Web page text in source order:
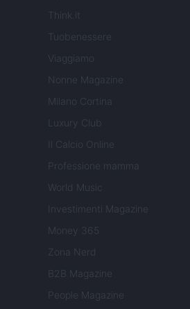
Think.it
Tuobenessere
Viaggiamo
Nonne Magazine
Milano Cortina
Luxury Club
Il Calcio Online
Professione mamma
World Music
Investimenti Magazine
Money 365
Zona Nerd
B2B Magazine
People Magazine